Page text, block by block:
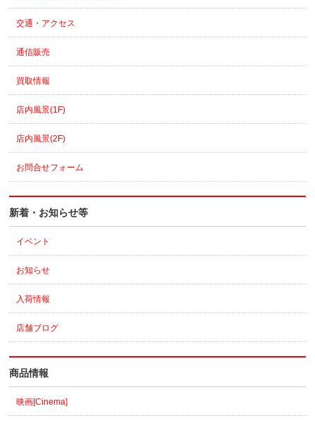
交通・アクセス
通信販売
買取情報
店内風景(1F)
店内風景(2F)
お問合せフォーム
新着・お知らせ等
イベント
お知らせ
入荷情報
店舗ブログ
商品情報
映画[Cinema]